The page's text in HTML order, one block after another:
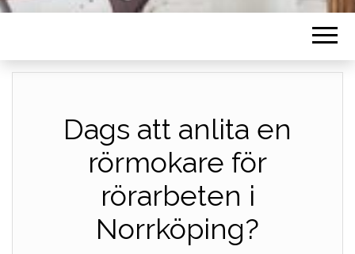
Dags att anlita en
rörmokare för
rörarbeten i
Norrköping?